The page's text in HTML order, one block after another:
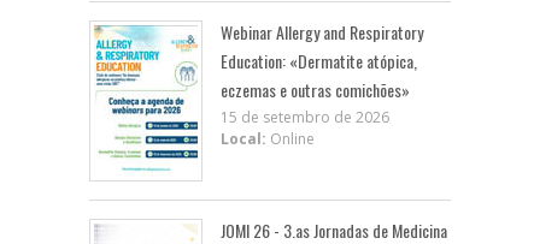
Webinar Allergy and Respiratory
Education: «Dermatite atópica,
eczemas e outras comichões»
15 de setembro de 2026
Local: Online
JOMI 26 - 3.as Jornadas de Medicina